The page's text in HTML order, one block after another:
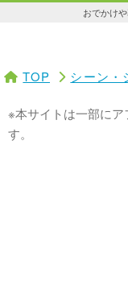
おでかけ
TOP シーン・
※本サイトは一部に
す。